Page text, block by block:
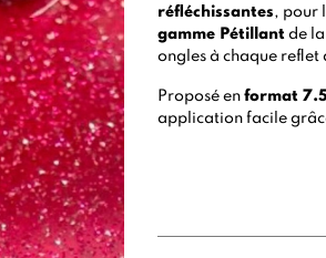
réfléchissantes, pour
gamme Pétillant de
ongles à chaque reflet
Proposé enformat
application facile